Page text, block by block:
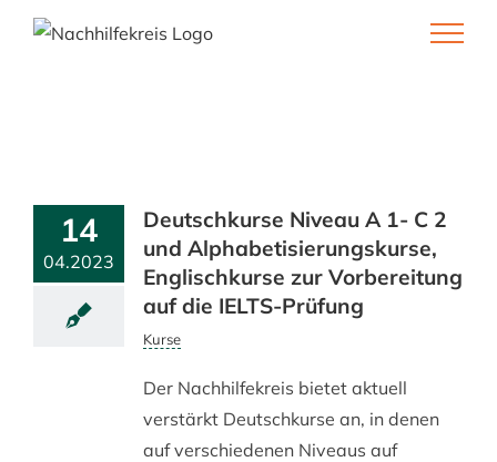
Skip
14
04.2023
Deutschkurse Niveau A 1- C 2
und Alphabetisierungskurse,
Englischkurse zur Vorbereitung
auf die IELTS-Prüfung
Kurse
Der Nachhilfekreis bietet aktuell
verstärkt Deutschkurse an, in denen
auf verschiedenen Niveaus auf